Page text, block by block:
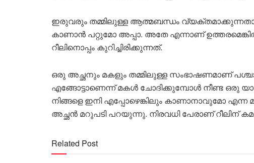
ഇരുവരും തമ്മിലുള്ള ആത്മബന്ധം
കാണാൻ പറ്റുമോ അപ്പാ. അതേ എന്നാണ്
റീലിനൊപ്പം കുറിച്ചിരിക്കുന്നത്.
ഒരു അച്ഛനും മകളും തമ്മിലുള്ള സംഭാഷണമാണ്
എങ്ങോട്ടാണെന്ന് മകൾ ചോദിക്കുമ്പോൾ നീണ്ട ഒരു
നിങ്ങളെ ഇനി എപ്പോഴെങ്കിലും കാണാനാവുമോ
അച്ഛൻ മറുപടി പറയുന്നു. നിരവധി പേരാണ് റീലിന്
Related Post